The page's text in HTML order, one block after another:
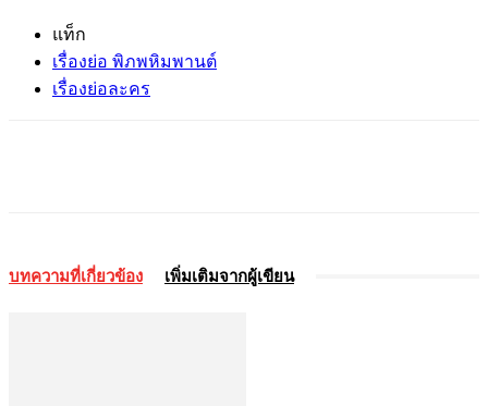
แท็ก
เรื่องย่อ พิภพหิมพานต์
เรื่องย่อละคร
บทความที่เกี่ยวข้อง เพิ่มเติมจากผู้เขียน